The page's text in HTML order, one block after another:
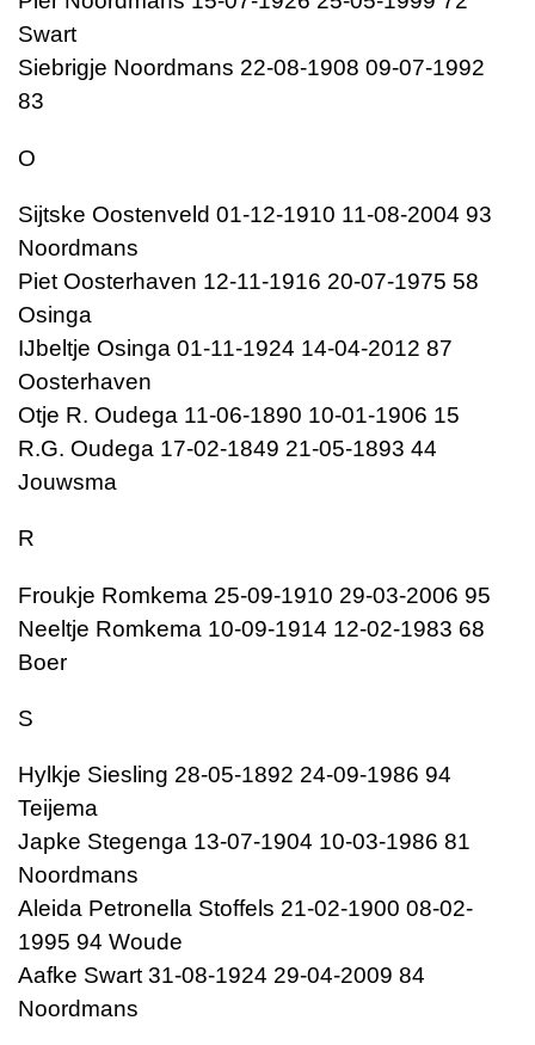
Swart
Siebrigje Noordmans 22-08-1908 09-07-1992
83
O
Sijtske Oostenveld 01-12-1910 11-08-2004 93
Noordmans
Piet Oosterhaven 12-11-1916 20-07-1975 58
Osinga
IJbeltje Osinga 01-11-1924 14-04-2012 87
Oosterhaven
Otje R. Oudega 11-06-1890 10-01-1906 15
R.G. Oudega 17-02-1849 21-05-1893 44
Jouwsma
R
Froukje Romkema 25-09-1910 29-03-2006 95
Neeltje Romkema 10-09-1914 12-02-1983 68
Boer
S
Hylkje Siesling 28-05-1892 24-09-1986 94
Teijema
Japke Stegenga 13-07-1904 10-03-1986 81
Noordmans
Aleida Petronella Stoffels 21-02-1900 08-02-
1995 94 Woude
Aafke Swart 31-08-1924 29-04-2009 84
Noordmans